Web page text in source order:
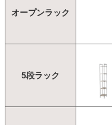
オープンラック
5段ラック